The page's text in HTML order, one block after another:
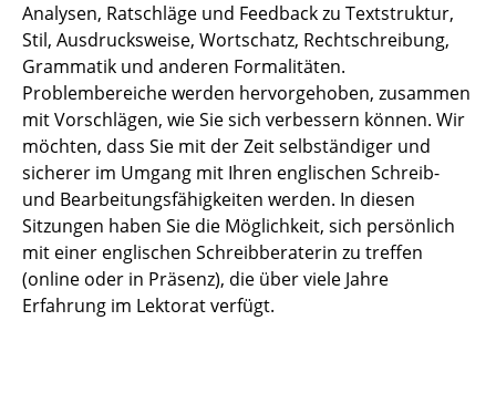
Analysen, Ratschläge und Feedback zu Textstruktur,
Stil, Ausdrucksweise, Wortschatz, Rechtschreibung,
Grammatik und anderen Formalitäten.
Problembereiche werden hervorgehoben, zusammen
mit Vorschlägen, wie Sie sich verbessern können. Wir
möchten, dass Sie mit der Zeit selbständiger und
sicherer im Umgang mit Ihren englischen Schreib-
und Bearbeitungsfähigkeiten werden. In diesen
Sitzungen haben Sie die Möglichkeit, sich persönlich
mit einer englischen Schreibberaterin zu treffen
(online oder in Präsenz), die über viele Jahre
Erfahrung im Lektorat verfügt.